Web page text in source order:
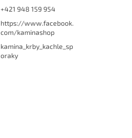
+421 948 159 954
https://www.facebook.
com/kaminashop
kamina_krby_kachle_sp
oraky